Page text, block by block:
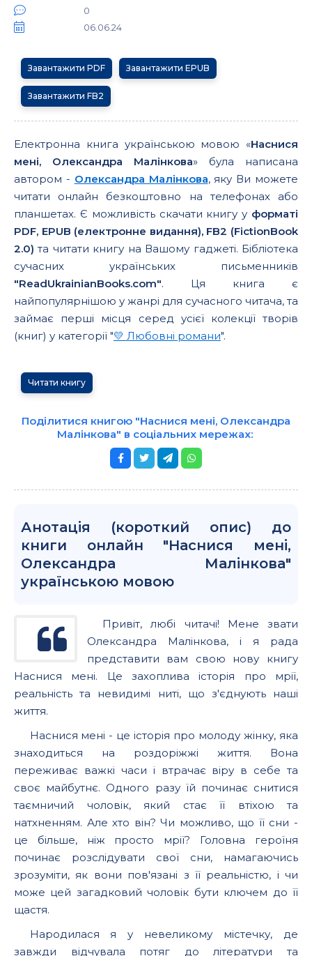
0
06.06.24
Завантажити PDF Завантажити EPUB
Завантажити FB2
Електронна книга українською мовою «Наснися
мені, Олександра Малінкова» була написана
автором - Олександра Малінкова, яку Ви можете
читати онлайн безкоштовно на телефонах або
планшетах. Є можливість скачати книгу у форматі
PDF, EPUB (електронне видання), FB2 (FictionBook
2.0) та читати книгу на Вашому гаджеті. Бібліотека
сучасних українських письменників
"ReadUkrainianBooks.com". Ця книга є
найпопулярнішою у жанрі для сучасного читача, та
займає перші місця серед усієї колекції творів
(книг) у категорії "💛 Любовні романи".
Читати книгу
Поділитися книгою "Наснися мені, Олександра
Малінкова" в соціальних мережах:
Анотація (короткий опис) до
книги онлайн "Наснися мені,
Олександра Малінкова"
українською мовою
Привіт, любі читачі! Мене звати
Олександра Малінкова, і я рада
представити вам свою нову книгу
Наснися мені. Це захоплива історія про мрії,
реальність та невидимі ниті, що з'єднують наші
життя.
Наснися мені - це історія про молоду жінку, яка
знаходиться на роздоріжжі життя. Вона
переживає важкі часи і втрачає віру в себе та
своє майбутнє. Одного разу їй починає снитися
таємничий чоловік, який стає її втіхою та
натхненням. Але хто він? Чи можливо, що її сни -
це більше, ніж просто мрії? Головна героїня
починає розслідувати свої сни, намагаючись
зрозуміти, як вони пов'язані з її реальністю, і чи
може цей загадковий чоловік бути ключем до її
щастя.
Народилася я у невеликому містечку, де
завжди відчувала потяг до літератури та